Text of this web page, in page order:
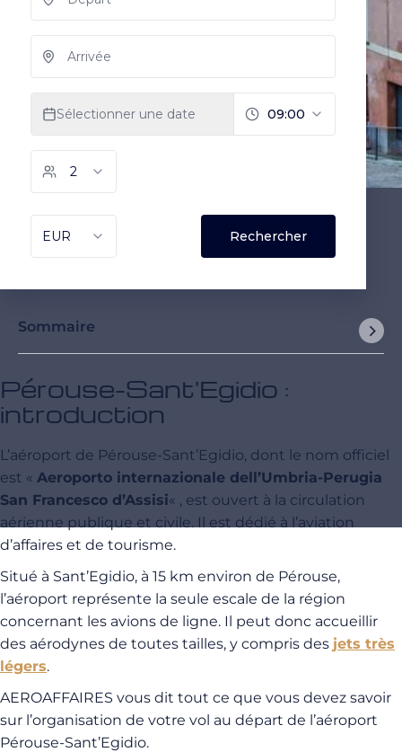
Sommaire
Pérouse-Sant'Egidio :
introduction
L’aéroport de Pérouse-Sant’Egidio, dont le nom officiel
est « Aeroporto internazionale dell’Umbria-Perugia
San Francesco d’Assisi« , est ouvert à la circulation
aérienne publique et civile. Il est dédié à l’aviation
d’affaires et de tourisme.
Situé à Sant’Egidio, à 15 km environ de Pérouse,
l’aéroport représente la seule escale de la région
concernant les avions de ligne. Il peut donc accueillir
des aérodynes de toutes tailles, y compris des jets très
légers.
AEROAFFAIRES vous dit tout ce que vous devez savoir
sur l’organisation de votre vol au départ de l’aéroport
Pérouse-Sant’Egidio.